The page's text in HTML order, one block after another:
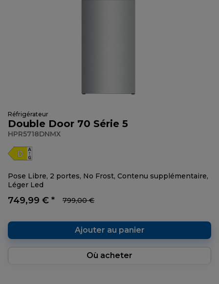
Réfrigérateur
Double Door 70 Série 5
HPR5718DNMX
Pose Libre, 2 portes, No Frost, Contenu supplémentaire,
Léger Led
749,99 € * 799,00 €
Ajouter au panier
Où acheter